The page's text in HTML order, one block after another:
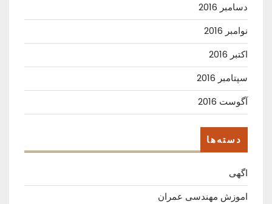
دسامبر 2016
نوامبر 2016
اکتبر 2016
سپتامبر 2016
آگوست 2016
دسته‌ها
اگهی
اموزش مهندسی عمران